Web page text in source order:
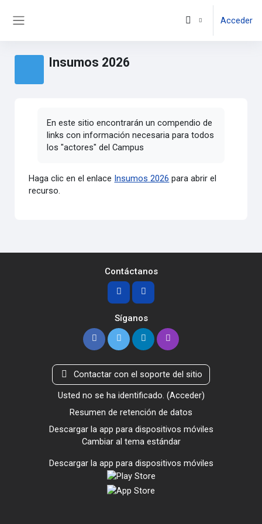
Acceder
Insumos 2026
En este sitio encontrarán un compendio de
links con información necesaria para todos
los "actores" del Campus
Haga clic en el enlace Insumos 2026 para abrir el
recurso.
Contáctanos
Síganos
Contactar con el soporte del sitio
Usted no se ha identificado. (Acceder)
Resumen de retención de datos
Descargar la app para dispositivos móviles
Cambiar al tema estándar
Descargar la app para dispositivos móviles